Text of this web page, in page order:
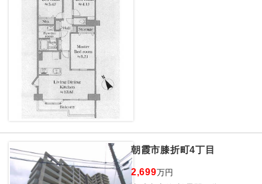
朝霞市膝折町4丁目
2,699万円